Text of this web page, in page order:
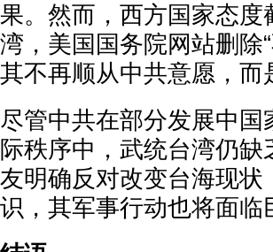
果。然而，西方国家态
湾，美国国务院网站删除
其不再顺从中共意愿，
尽管中共在部分发展中
际秩序中，武统台湾仍
友明确反对改变台海现
识，其军事行动也将面